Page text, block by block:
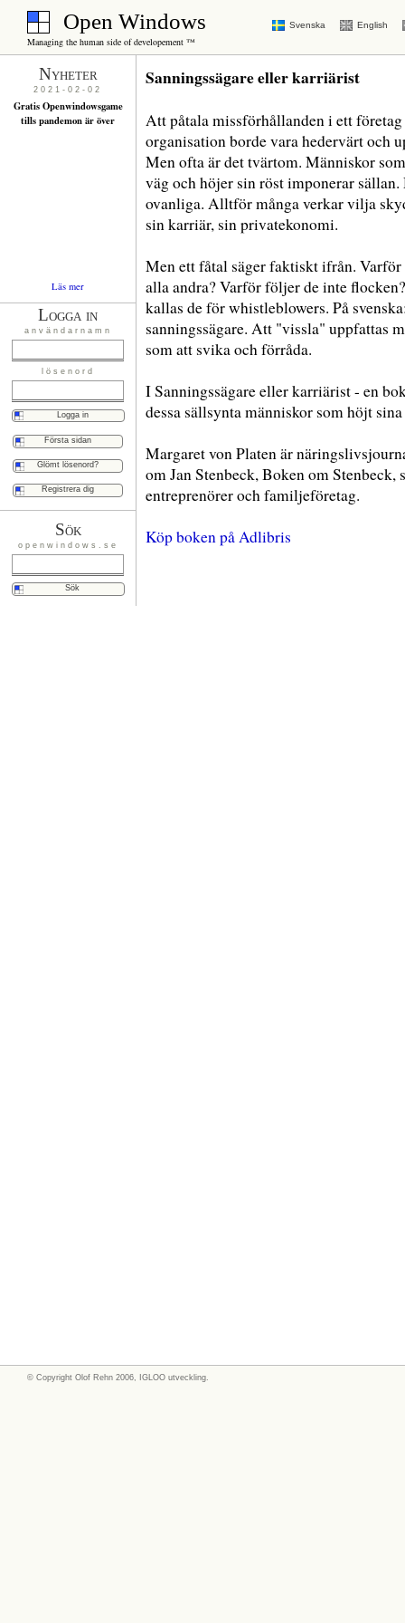
Open Windows
Managing the human side of developement ™
Svenska English
Nyheter
2021-02-02
Gratis Openwindowsgame
tills pandemon är över
Läs mer
Logga in
användarnamn
lösenord
Första sidan
Glömt lösenord?
Registrera dig
Sök
openwindows.se
Sanningssägare eller karriärist
Att påtala missförhållanden i ett
organisation borde vara hedervärt och
Men ofta är det tvärtom. Människor
väg och höjer sin röst imponerar sällan.
ovanliga. Alltför många verkar vilja
sin karriär, sin privatekonomi.
Men ett fåtal säger faktiskt ifrån. Varför
alla andra? Varför följer de inte
kallas de för whistleblowers. På
sanningssägare. Att "vissla" uppfattas
som att svika och förråda.
I Sanningssägare eller karriärist - en
dessa sällsynta människor som höjt
Margaret von Platen är
om Jan Stenbeck, Boken om
entreprenörer och familjeföretag.
Köp boken på Adlibris
© Copyright Olof Rehn 2006, IGLOO utveckling.